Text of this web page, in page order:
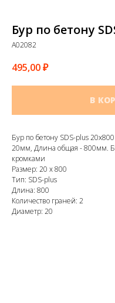
Бур по бетону
A02082
495,00₽
В
Бур по бетону SDS-plus
20мм, Длина общая - 800мм.
кромками
Размер: 20 х 800
Тип: SDS-plus
Длина: 800
Количество граней: 2
Диаметр: 20